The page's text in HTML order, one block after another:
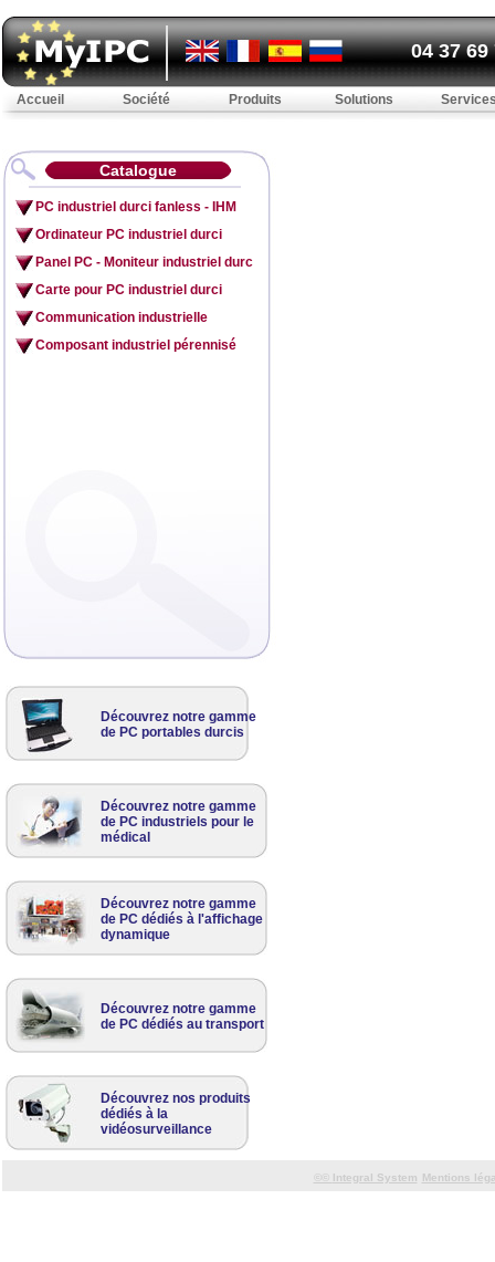
Catalogue
Integral System Mentions
PC industriel durci fanless - IHM
Ordinateur PC industriel durci
Panel PC - Moniteur industriel durc
Carte pour PC industriel durci
Communication industrielle
Composant industriel pérennisé
Découvrez notre gamme
de PC portables durcis
Découvrez notre gamme
de PC industriels pour le
médical
Découvrez notre gamme
de PC dédiés à l'affichage
dynamique
Découvrez notre gamme
de PC dédiés au transport
Découvrez nos produits
dédiés à la
vidéosurveillance
Accueil Société Produits Solutions
04 37 69